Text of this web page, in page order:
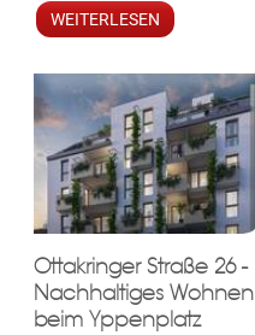
WEITERLESEN
Ottakringer Straße 26 -
Nachhaltiges Wohnen
beim Yppenplatz